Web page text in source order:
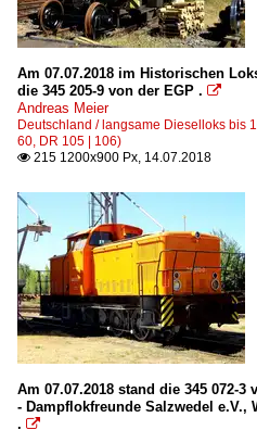
Am 07.07.2018 im Historischen
die 345 205-9 von der EGP . 
Andreas Meier
Deutschland / langsame Dieselloks bis
60, DR 105 | 106)
 215 1200x900 Px, 14.07.2018
Am 07.07.2018 stand die 345 072-3
- Dampflokfreunde Salzwedel e.V.,
. 